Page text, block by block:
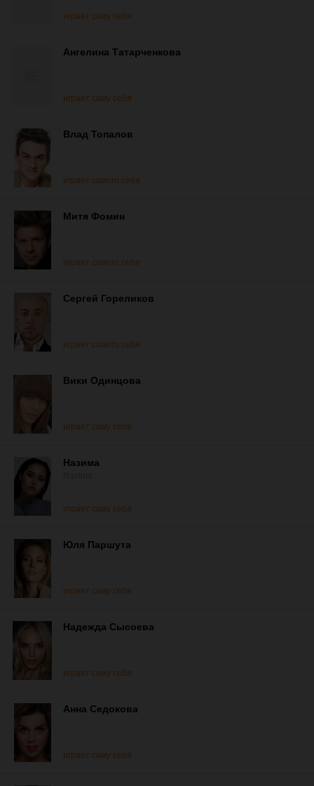
играет саму себя
Ангелина Татарченкова
играет саму себя
Влад Топалов
играет самого себя
Митя Фомин
играет самого себя
Сергей Гореликов
играет самого себя
Вики Одинцова
играет саму себя
Назима
играет саму себя
Юля Паршута
играет саму себя
Надежда Сысоева
играет саму себя
Анна Седокова
играет саму себя